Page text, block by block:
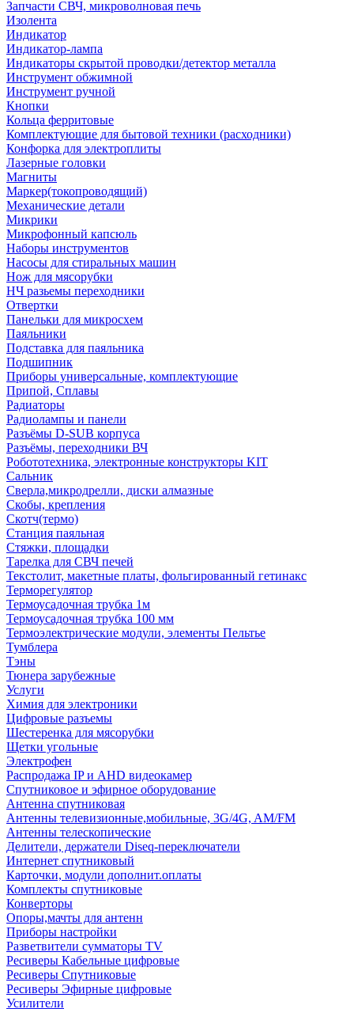
Запчасти СВЧ, микроволновая печь
Изолента
Индикатор
Индикатор-лампа
Индикаторы скрытой проводки/детектор металла
Инструмент обжимной
Инструмент ручной
Кнопки
Кольца ферритовые
Комплектующие для бытовой техники (расходники)
Конфорка для электроплиты
Лазерные головки
Магниты
Маркер(токопроводящий)
Механические детали
Микрики
Микрофонный капсюль
Наборы инструментов
Насосы для стиральных машин
Нож для мясорубки
НЧ разьемы переходники
Отвертки
Панельки для микросхем
Паяльники
Подставка для паяльника
Подшипник
Приборы универсальные, комплектующие
Припой, Сплавы
Радиаторы
Радиолампы и панели
Разъёмы D-SUB корпуса
Разъёмы, переходники ВЧ
Робототехника, электронные конструкторы KIT
Сальник
Сверла,микродрелли, диски алмазные
Скобы, крепления
Скотч(термо)
Станция паяльная
Стяжки, площадки
Тарелка для СВЧ печей
Текстолит, макетные платы, фольгированный гетинакс
Терморегулятор
Термоусадочная трубка 1м
Термоусадочная трубка 100 мм
Термоэлектрические модули, элементы Пельтье
Тумблера
Тэны
Тюнера зарубежные
Услуги
Химия для электроники
Цифровые разъемы
Шестеренка для мясорубки
Щетки угольные
Электрофен
Распродажа IP и AHD видеокамер
Спутниковое и эфирное оборудование
Антенна спутниковая
Антенны телевизионные,мобильные, 3G/4G, AM/FM
Антенны телескопические
Делители, держатели Diseq-переключатели
Интернет спутниковый
Карточки, модули дополнит.оплаты
Комплекты спутниковые
Конверторы
Опоры,мачты для антенн
Приборы настройки
Разветвители сумматоры TV
Ресиверы Кабельные цифровые
Ресиверы Спутниковые
Ресиверы Эфирные цифровые
Усилители